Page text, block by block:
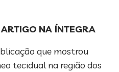
NA ÍNTEGRA
que mostrou
tecidual na região dos